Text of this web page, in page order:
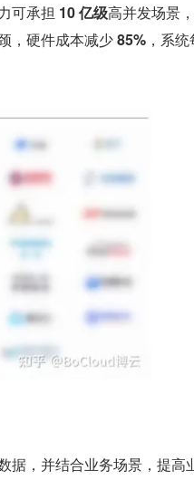
可承担 10 亿级高并发场景
，硬件成本减少 85% ，系
据，并结合业务场景，提高